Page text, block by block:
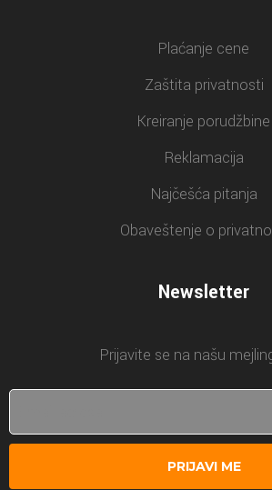
Plaćanje cene
Zaštita privatnosti
Kreiranje porudžbine
Reklamacija
Najčešća pitanja
Obaveštenje o
Newsletter
Prijavite se na našu
PRIJAVI ME